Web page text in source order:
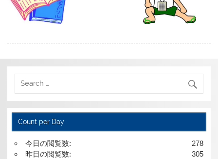
Count per Day
278
今日の閲覧数:
305
昨日の閲覧数: